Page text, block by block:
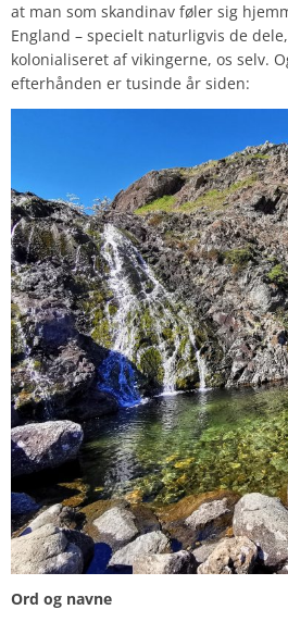
at man som skandinav føler sig
England – specielt naturligvis de
kolonialiseret af vikingerne, os selv.
efterhånden er tusinde år siden:
Ord og navne